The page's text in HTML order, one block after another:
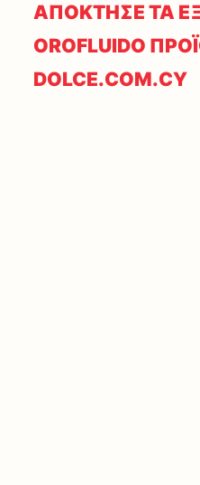
ΑΠΟΚΤΗΣΕ ΤΑ
OROFLUIDO
DOLCE.COM.CY